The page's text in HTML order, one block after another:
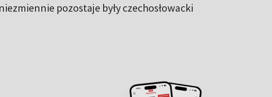
pozostaje były czechosłowacki